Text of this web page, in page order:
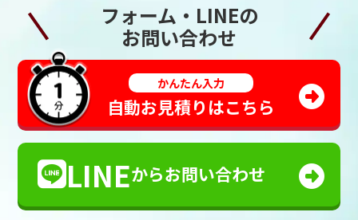
フォーム・LINEの
お問い合わせ
かんたん入力
自動お見積りはこちら
LINEからお問い合わせ